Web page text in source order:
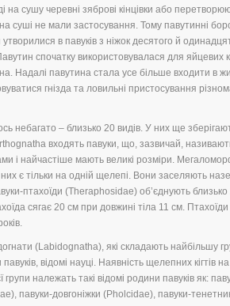
на сушу черевні зяброві кінцівки або
суші не мали застосування. Тому павутинні
в павуків з ніжок десятого й
спочатку використовувалася для яйцевих
Надалі павутина стала усе більше входити в
гнізда та ловильні пристосування
небагато – близько 20 видів. У них ще
входять павуки, що, зазвичай,
і найчастіше мають великі розміри.
є тільки на одній щелепі. Вони заселяють
птахоїди (Theraphosidae) об’єднують близько
сягає 20 см при довжині тіла 11 см.
(Labidognatha), які складають найбільшу
відомі науці. Наявність щелепних кігтів
належать такі відомі родини павуків як:
павуки-довгоніжки (Pholcidae), павуки-